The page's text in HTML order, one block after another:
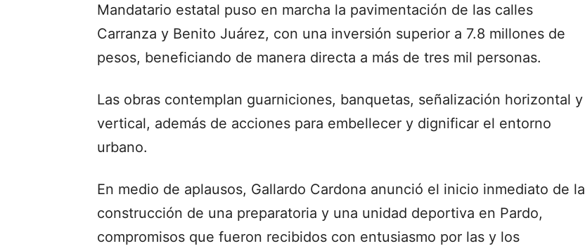
Mandatario estatal puso en marcha la pavimentación de las calles
Carranza y Benito Juárez, con una inversión superior a 7.8 millones de
pesos, beneficiando de manera directa a más de tres mil personas.
Las obras contemplan guarniciones, banquetas, señalización horizontal y
vertical, además de acciones para embellecer y dignificar el entorno
urbano.
En medio de aplausos, Gallardo Cardona anunció el inicio inmediato de la
construcción de una preparatoria y una unidad deportiva en Pardo,
compromisos que fueron recibidos con entusiasmo por las y los